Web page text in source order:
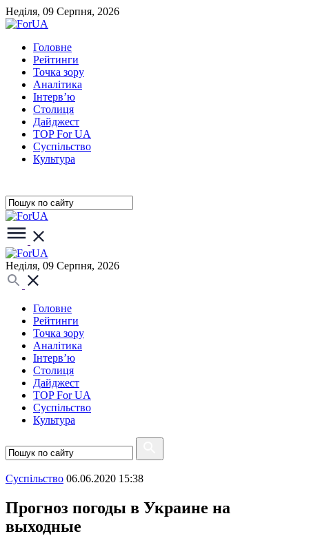
Неділя, 09 Серпня, 2026
Головне
Рейтинги
Точка зору
Аналітика
Інтерв’ю
Столиця
Дайджест
TOP For UA
Суспiльство
Культура
Неділя, 09 Серпня, 2026
Головне
Рейтинги
Точка зору
Аналітика
Інтерв’ю
Столиця
Дайджест
TOP For UA
Суспiльство
Культура
Суспiльство 06.06.2020 15:38
Прогноз погоды в Украине на
выходные